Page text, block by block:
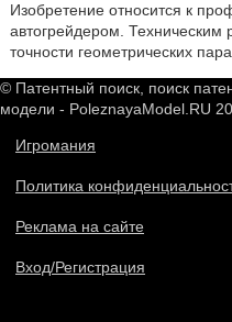
Изобретение относится к
автогрейдером. Техническим
точности геометрических
© Патентный поиск, поиск
модели - PoleznayaModel.RU
Игромания
Политика
Реклама на сайте
Вход/Регистрация